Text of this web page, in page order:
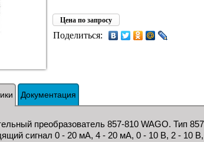
Цена по запросу
Поделиться:
Документация
преобразователь 857-810 WAGO. Тип
сигнал 0 - 20 мA, 4 - 20 мA, 0 - 10 В, 2 - 10